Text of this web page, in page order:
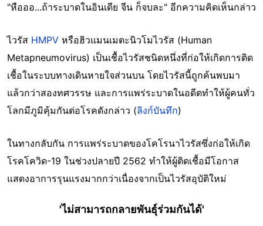
"หือออ...ถ้าระบาดในอินเดีย จีน ก็จบละ" อีกความคิดเห็นกล่าว
ไวรัส HMPV หรือฮิวแมนเมตะนิวโมไวรัส (Human
Metapneumovirus) เป็นเชื้อไวรัสชนิดหนึ่งที่ก่อให้เกิดการติด
เชื้อในระบบทางเดินหายใจส่วนบน โดยไวรัสนี้ถูกค้นพบมา
แล้วกว่าสองทศวรรษ และการแพร่ระบาดในอดีตทำให้ผู้คนทั่ว
โลกมีภูมิคุ้มกันต่อโรคดังกล่าว (ลิงก์บันทึก)
ในทางกลับกัน การแพร่ระบาดของโคโรนาไวรัสซึ่งก่อให้เกิด
โรคโควิด-19 ในช่วงปลายปี 2562 ทำให้ผู้ติดเชื้อมีโอกาส
แสดงอาการรุนแรงมากกว่าเนื่องจากเป็นไวรัสอุบัติใหม่
'ไม่สามารถกลายพันธุ์ร่วมกันได้'